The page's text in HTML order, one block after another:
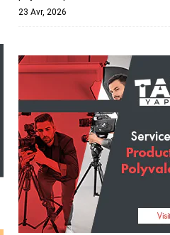
23 Avr, 2026